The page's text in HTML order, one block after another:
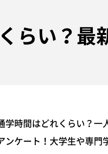
らい？最
時間はどれくらい？一
ケート！大学生や専